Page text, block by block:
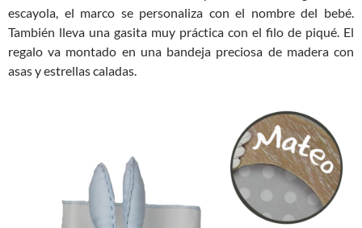
escayola, el marco se personaliza con el nombre del bebé.
También lleva una gasita muy práctica con el filo de piqué. El
regalo va montado en una bandeja preciosa de madera con
asas y estrellas caladas.